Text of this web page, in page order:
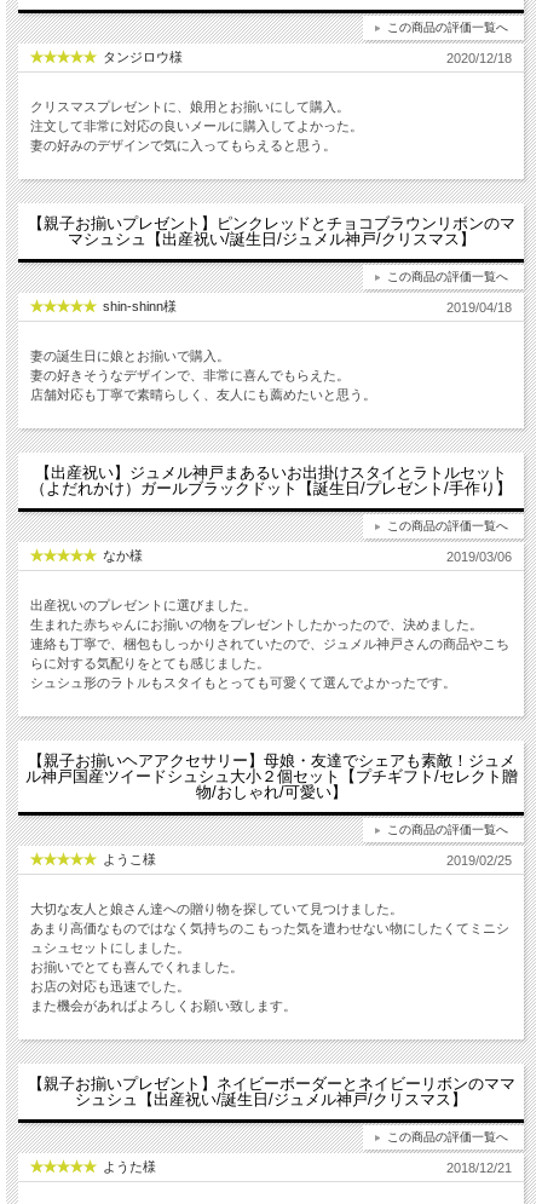
この商品の評価一覧へ
タンジロウ様 2020/12/18
クリスマスプレゼントに、娘用とお揃いにして購入。
注文して非常に対応の良いメールに購入してよかった。
妻の好みのデザインで気に入ってもらえると思う。
【親子お揃いプレゼント】ピンクレッドとチョコブラウンリボンのマ
マシュシュ【出産祝い/誕生日/ジュメル神戸/クリスマス】
この商品の評価一覧へ
shin-shinn様 2019/04/18
妻の誕生日に娘とお揃いで購入。
妻の好きそうなデザインで、非常に喜んでもらえた。
店舗対応も丁寧で素晴らしく、友人にも薦めたいと思う。
【出産祝い】ジュメル神戸まあるいお出掛けスタイとラトルセット
（よだれかけ）ガールブラックドット【誕生日/プレゼント/手作り】
この商品の評価一覧へ
なか様 2019/03/06
出産祝いのプレゼントに選びました。
生まれた赤ちゃんにお揃いの物をプレゼントしたかったので、決めました。
連絡も丁寧で、梱包もしっかりされていたので、ジュメル神戸さんの商品やこち
らに対する気配りをとても感じました。
シュシュ形のラトルもスタイもとっても可愛くて選んでよかったです。
【親子お揃いヘアアクセサリー】母娘・友達でシェアも素敵！ジュメ
ル神戸国産ツイードシュシュ大小２個セット【プチギフト/セレクト贈
物/おしゃれ/可愛い】
この商品の評価一覧へ
ようこ様 2019/02/25
大切な友人と娘さん達への贈り物を探していて見つけました。
あまり高価なものではなく気持ちのこもった気を遣わせない物にしたくてミニシ
ュシュセットにしました。
お揃いでとても喜んでくれました。
お店の対応も迅速でした。
また機会があればよろしくお願い致します。
【親子お揃いプレゼント】ネイビーボーダーとネイビーリボンのママ
シュシュ【出産祝い/誕生日/ジュメル神戸/クリスマス】
この商品の評価一覧へ
ようた様 2018/12/21